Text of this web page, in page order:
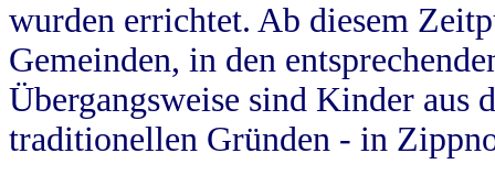
wurden errichtet. Ab diesem
Gemeinden, in den
Übergangsweise sind Kinder aus
traditionellen Gründen - in